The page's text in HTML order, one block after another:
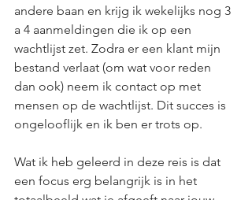
andere baan en krijg ik wekelijks nog 3
a 4 aanmeldingen die ik op een
wachtlijst zet. Zodra er een klant mijn
bestand verlaat (om wat voor reden
dan ook) neem ik contact op met
mensen op de wachtlijst. Dit succes is
ongelooflijk en ik ben er trots op.
Wat ik heb geleerd in deze reis is dat
een focus erg belangrijk is in het